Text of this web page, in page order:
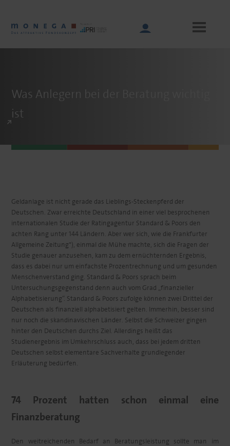
Main
navigation
Was Anlegern bei der Beratung wichtig
ist
Geldanlage ist nicht gerade das Lieblings-Steckenpferd der
Deutschen. Zwar erreichte Deutschland in einer viel besprochenen
internationalen Studie der Ratingagentur Standard & Poors den
achten Rang unter 144 Ländern. Aber wer sich, wie die Frankfurter
Allgemeine Zeitung*), einmal die Mühe machte, sich die Fragen der
Studie genauer anzusehen, kam zu dem ernüchternden Ergebnis,
dass es dabei nur um einfachste Prozentrechnung und um gesunden
Menschenverstand ging. Standard & Poors sprach beim
Untersuchungsgegenstand denn auch vom Grad „finanzieller
Alphabetisierung“. Standard & Poors zufolge können zwei Drittel der
Deutschen als finanziell alphabetisiert gelten. Immerhin, besser sind
nur noch die skandinavischen Länder. Selbst die Schweizer gingen
hinter den Deutschen durchs Ziel. Allerdings heißt das
Studienergebnis im Umkehrschluss auch, dass bei jedem dritten
Deutschen selbst elementare Sachverhalte grundlegender
Erläuterung bedürfen.
74 Prozent hatten schon einmal eine
Finanzberatung
Den weitreichenden Bedarf an Beratungsleistung sollte man im